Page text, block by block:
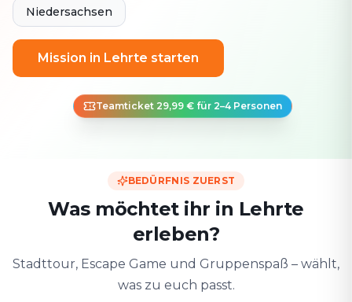
Niedersachsen
Mission in Lehrte starten
Teamticket 29,99 € für 2–4 Personen
BEDÜRFNIS ZUERST
Was möchtet ihr in Lehrte
erleben?
Stadttour, Escape Game und Gruppenspaß – wählt,
was zu euch passt.